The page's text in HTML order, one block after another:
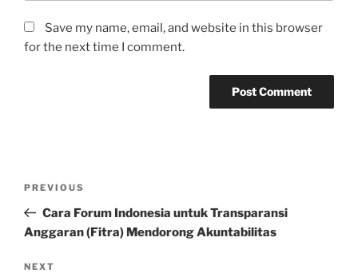
Save my name, email, and website in this browser
for the next time I comment.
Previous
Post
PREVIOUS
Cara Forum Indonesia untuk Transparansi
Anggaran (Fitra) Mendorong Akuntabilitas
Next
NEXT